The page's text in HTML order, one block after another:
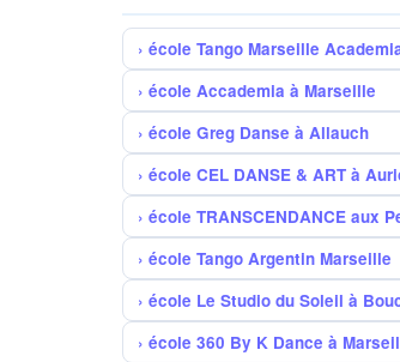
école Tango Marseille
école Accademia à Marseille
école Greg Danse à Allauch
école CEL DANSE & ART à
école TRANSCENDANCE aux
école Tango Argentin Marseille
école Le Studio du Soleil à
école 360 By K Dance à